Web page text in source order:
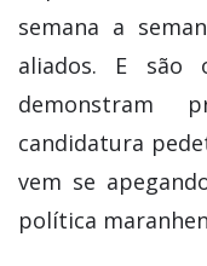
semana a
aliados. E são
demonstram
candidatura
vem se
política